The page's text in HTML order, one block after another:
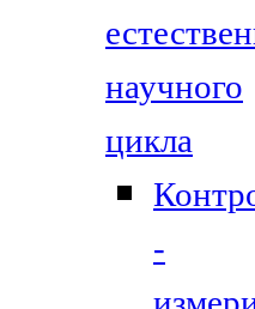
научного
цикла
-